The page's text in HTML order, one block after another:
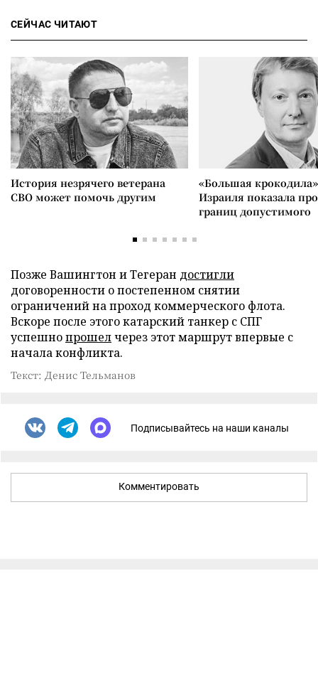
СЕЙЧАС ЧИТАЮТ
История незрячего ветерана
СВО может помочь другим
«Большая
Израиля показала
границ допустимого
Позже Вашингтон и Тегеран достигли
договоренности о постепенном снятии
ограничений на проход коммерческого флота.
Вскоре после этого катарский танкер с СПГ
успешнопрошелчерез этот маршрут впервые с
начала конфликта.
Текст: Денис Тельманов
Подписывайтесь на наши каналы
Комментировать